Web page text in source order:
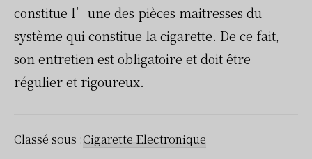
constitue l’une des pièces maitresses du
système qui constitue la cigarette. De ce fait,
son entretien est obligatoire et doit être
régulier et rigoureux.
Classé sous :Cigarette Electronique